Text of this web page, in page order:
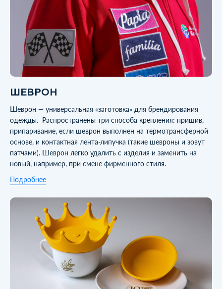
ШЕВРОН
Шеврон — универсальная «заготовка» для брендирования
одежды. Распространены три способа крепления: пришив,
припаривание, если шеврон выполнен на термотрансферной
основе, и контактная лента-липучка (такие шевроны и зовут
патчами). Шеврон легко удалить с изделия и заменить на
новый, например, при смене фирменного стиля.
Подробнее